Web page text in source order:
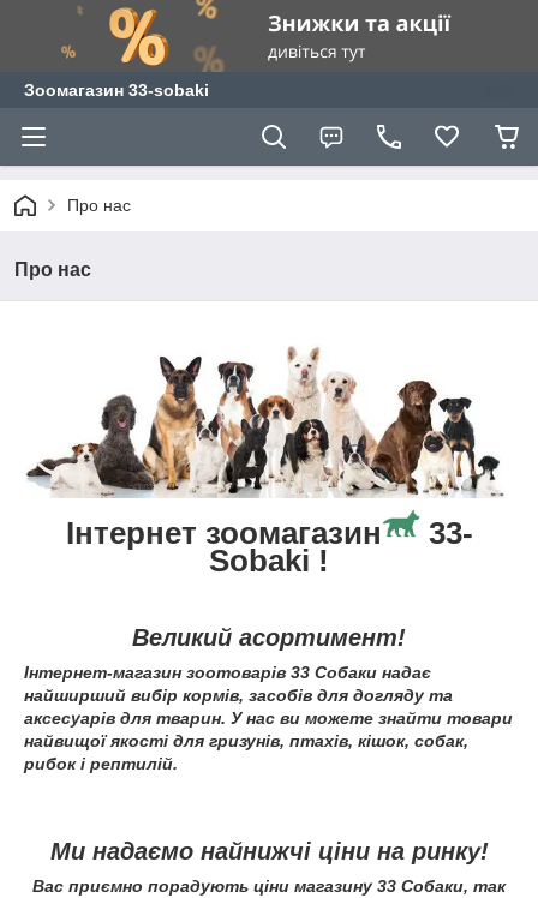
Зоомагазин 33-sobaki
Про нас
Про нас
Інтернет зоомагазин 33-
Sobaki !
Великий асортимент!
Інтернет-магазин зоотоварів 33 Собаки надає
найширший вибір кормів, засобів для догляду та
аксесуарів для тварин. У нас ви можете знайти товари
найвищої якості для гризунів, птахів, кішок, собак,
рибок і рептилій.
Ми надаємо найнижчі ціни на ринку!
Вас приємно порадують ціни магазину 33 Собаки, так